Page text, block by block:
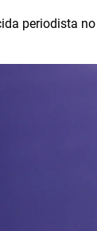
periodista